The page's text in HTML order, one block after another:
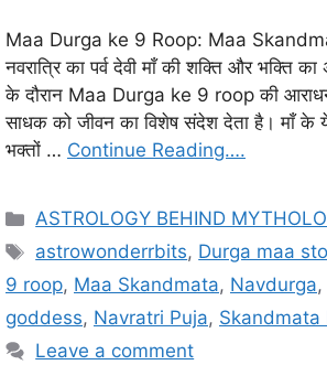
Maa Durga ke 9 Roop: Maa
नवरात्रि का पर्व देवी माँ की शक्ति और भक्ति का
के दौरान Maa Durga ke 9 roop की
साधक को जीवन का विशेष संदेश देता है। माँ के
भक्तों … Continue Reading….
C
a
e
g
o
ASTROLOGY BEHIND
T
a
s
astrowonderrbits, Durga maa
9 roop, Maa Skandmata, Navdurga,
goddess, Navratri Puja, Skandmata
Leave a comment